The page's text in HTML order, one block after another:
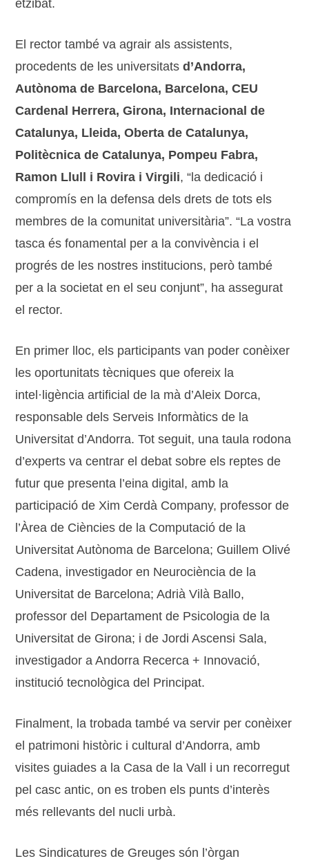
etzibat.
El rector també va agrair als assistents,
procedents de les universitatsd’Andorra,
Autònoma de Barcelona, Barcelona, CEU
Cardenal Herrera, Girona, Internacional de
Catalunya, Lleida, Oberta de Catalunya,
Politècnica de Catalunya, Pompeu Fabra,
Ramon Llull i Rovira i Virgili, “la dedicació i
compromís en la defensa dels drets de tots els
membres de la comunitat universitària”. “La vostra
tasca és fonamental per a la convivència i el
progrés de les nostres institucions, però també
per a la societat en el seu conjunt”, ha assegurat
el rector.
En primer lloc, els participants van poder conèixer
les oportunitats tècniques que ofereix la
intel·ligència artificial de la mà d’Aleix Dorca,
responsable dels Serveis Informàtics de la
Universitat d’Andorra. Tot seguit, una taula rodona
d’experts va centrar el debat sobre els reptes de
futur que presenta l’eina digital, amb la
participació de Xim Cerdà Company, professor de
l’Àrea de Ciències de la Computació de la
Universitat Autònoma de Barcelona; Guillem Olivé
Cadena, investigador en Neurociència de la
Universitat de Barcelona; Adrià Vilà Ballo,
professor del Departament de Psicologia de la
Universitat de Girona; i de Jordi Ascensi Sala,
investigador a Andorra Recerca + Innovació,
institució tecnològica del Principat.
Finalment, la trobada també va servir per conèixer
el patrimoni històric i cultural d’Andorra, amb
visites guiades a la Casa de la Vall i un recorregut
pel casc antic, on es troben els punts d’interès
més rellevants del nucli urbà.
Les Sindicatures de Greuges són l’òrgan